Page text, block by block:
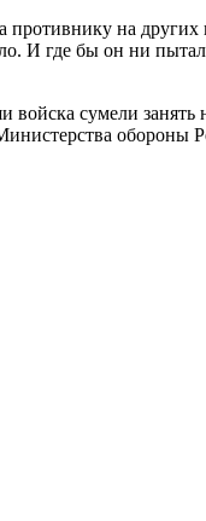
противнику на
И где бы он ни
войска сумели